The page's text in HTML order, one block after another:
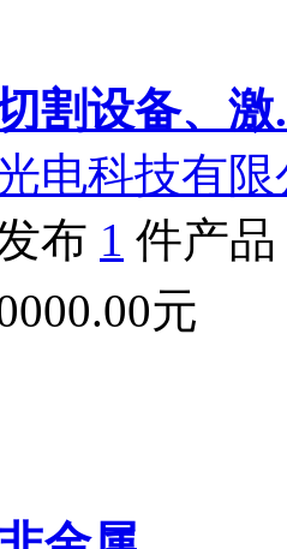
割设备、激
电科技有限
布 1 件产品
元